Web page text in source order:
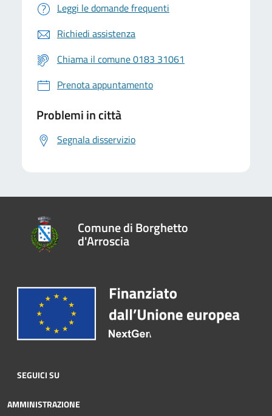
Leggi le domande frequenti
Richiedi assistenza
Chiama il comune 0183 31061
Prenota appuntamento
Problemi in città
Segnala disservizio
Comune di Borghetto
d'Arroscia
SEGUICI SU
AMMINISTRAZIONE